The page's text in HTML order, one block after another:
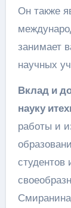
Он также
занимает
научных
Вклад и
науку
работы и